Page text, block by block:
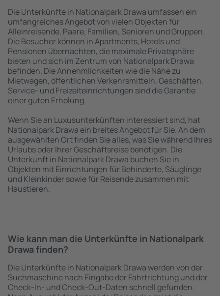
Die Unterkünfte in Nationalpark Drawa umfassen ein
umfangreiches Angebot von vielen Objekten für
Alleinreisende, Paare, Familien, Senioren und Gruppen.
Die Besucher können in Apartments, Hotels und
Pensionen übernachten, die maximale Privatsphäre
bieten und sich im Zentrum von Nationalpark Drawa
befinden. Die Annehmlichkeiten wie die Nähe zu
Mietwagen, öffentlichen Verkehrsmitteln, Geschäften,
Service- und Freizeiteinrichtungen sind die Garantie
einer guten Erholung.
Wenn Sie an Luxusunterkünften interessiert sind, hat
Nationalpark Drawa ein breites Angebot für Sie. An dem
ausgewählten Ort finden Sie alles, was Sie während Ihres
Urlaubs oder Ihrer Geschäftsreise benötigen. Die
Unterkunft in Nationalpark Drawa buchen Sie in
Objekten mit Einrichtungen für Behinderte, Säuglinge
und Kleinkinder sowie für Reisende zusammen mit
Haustieren.
Wie kann man die Unterkünfte in Nationalpark
Drawa finden?
Die Unterkünfte in Nationalpark Drawa werden von der
Suchmaschine nach Eingabe der Fahrtrichtung und der
Check-In- und Check-Out-Daten schnell gefunden.